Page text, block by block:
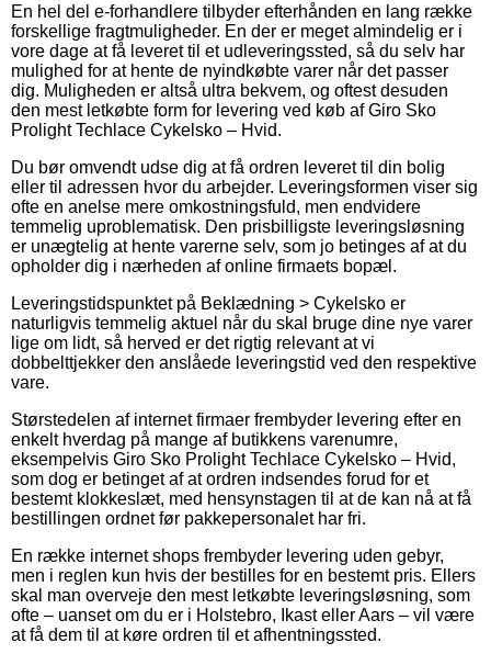
En hel del e-forhandlere tilbyder efterhånden en lang række
forskellige fragtmuligheder. En der er meget almindelig er i
vore dage at få leveret til et udleveringssted, så du selv har
mulighed for at hente de nyindkøbte varer når det passer
dig. Muligheden er altså ultra bekvem, og oftest desuden
den mest letkøbte form for levering ved køb af Giro Sko
Prolight Techlace Cykelsko – Hvid.
Du bør omvendt udse dig at få ordren leveret til din bolig
eller til adressen hvor du arbejder. Leveringsformen viser sig
ofte en anelse mere omkostningsfuld, men endvidere
temmelig uproblematisk. Den prisbilligste leveringsløsning
er unægtelig at hente varerne selv, som jo betinges af at du
opholder dig i nærheden af online firmaets bopæl.
Leveringstidspunktet på Beklædning > Cykelsko er
naturligvis temmelig aktuel når du skal bruge dine nye varer
lige om lidt, så herved er det rigtig relevant at vi
dobbelttjekker den anslåede leveringstid ved den respektive
vare.
Størstedelen af internet firmaer frembyder levering efter en
enkelt hverdag på mange af butikkens varenumre,
eksempelvis Giro Sko Prolight Techlace Cykelsko – Hvid,
som dog er betinget af at ordren indsendes forud for et
bestemt klokkeslæt, med hensynstagen til at de kan nå at få
bestillingen ordnet før pakkepersonalet har fri.
En række internet shops frembyder levering uden gebyr,
men i reglen kun hvis der bestilles for en bestemt pris. Ellers
skal man overveje den mest letkøbte leveringsløsning, som
ofte – uanset om du er i Holstebro, Ikast eller Aars – vil være
at få dem til at køre ordren til et afhentningssted.